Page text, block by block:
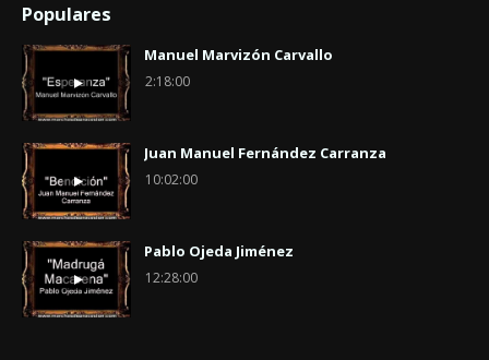
Populares
Manuel Marvizón Carvallo
2:18:00
Juan Manuel Fernández Carranza
10:02:00
Pablo Ojeda Jiménez
12:28:00